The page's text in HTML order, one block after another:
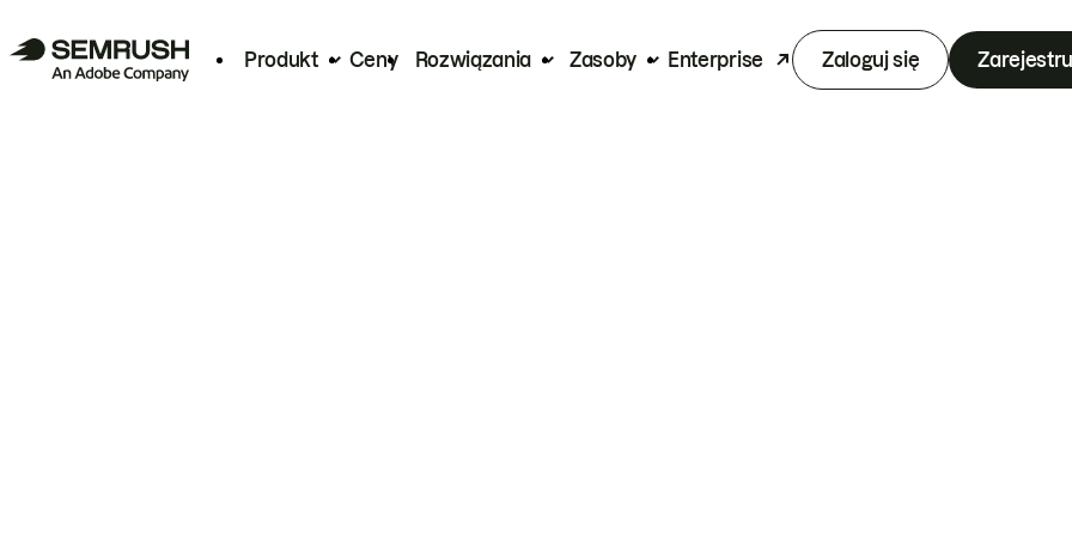
Produkt Ceny Rozwiązania Zasoby Enterprise Zaloguj się